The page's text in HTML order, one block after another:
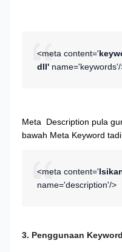
<meta content='
dll'
Meta
Description pula
bawah Meta Keyword
<meta content='
name='description'/>
3. Penggunaan